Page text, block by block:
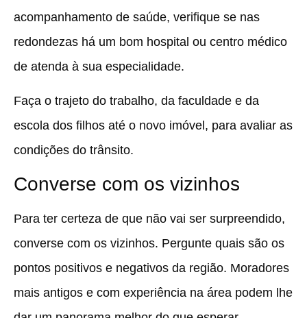
acompanhamento de saúde, verifique se nas
redondezas há um bom hospital ou centro médico
de atenda à sua especialidade.
Faça o trajeto do trabalho, da faculdade e da
escola dos filhos até o novo imóvel, para avaliar as
condições do trânsito.
Converse com os vizinhos
Para ter certeza de que não vai ser surpreendido,
converse com os vizinhos. Pergunte quais são os
pontos positivos e negativos da região. Moradores
mais antigos e com experiência na área podem lhe